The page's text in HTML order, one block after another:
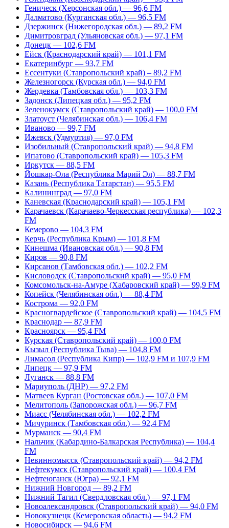
Геническ (Херсонская обл.) — 96,6 FM
Далматово (Курганская обл.) — 96,5 FM
Дзержинск (Нижегородская обл.) — 89,2 FM
Димитровград (Ульяновская обл.) — 97,1 FM
Донецк — 102,6 FM
Ейск (Краснодарский край) — 101,1 FM
Екатеринбург — 93,7 FM
Ессентуки (Ставропольский край) – 89,2 FM
Железногорск (Курская обл.) — 94,0 FM
Жердевка (Тамбовская обл.) — 103,3 FM
Задонск (Липецкая обл.) — 95,2 FM
Зеленокумск (Ставропольский край) — 100,0 FM
Златоуст (Челябинская обл.) — 106,4 FM
Иваново — 99,7 FM
Ижевск (Удмуртия) — 97,0 FM
Изобильный (Ставропольский край) — 94,8 FM
Ипатово (Ставропольский край) — 105,3 FM
Иркутск — 88,5 FM
Йошкар-Ола (Республика Марий Эл) — 88,7 FM
Казань (Республика Татарстан) — 95,5 FM
Калининград — 97,0 FM
Каневская (Краснодарский край) — 105,1 FM
Карачаевск (Карачаево-Черкесская республика) — 102,3
FM
Кемерово — 104,3 FM
Керчь (Республика Крым) — 101,8 FM
Кинешма (Ивановская обл.) — 90,8 FM
Киров — 90,8 FM
Кирсанов (Тамбовская обл.) — 102,2 FM
Кисловодск (Ставропольский край) — 95,0 FM
Комсомольск-на-Амуре (Хабаровский край) — 99,9 FM
Копейск (Челябинская обл.) — 88,4 FM
Кострома — 92,0 FM
Красногвардейское (Ставропольский край) — 104,5 FM
Краснодар — 87,9 FM
Красноярск — 95,4 FM
Курская (Ставропольский край) — 100,0 FM
Кызыл (Республика Тыва) — 104,8 FM
Лимасол (Республика Кипр) — 102,9 FM и 107,9 FM
Липецк — 97,9 FM
Луганск — 88,8 FM
Мариуполь (ДНР) — 97,2 FM
Матвеев Курган (Ростовская обл.) — 107,0 FM
Мелитополь (Запорожская обл.) — 96,7 FM
Миасс (Челябинская обл.) — 102,2 FM
Мичуринск (Тамбовская обл.) — 92,4 FM
Мурманск — 90,4 FM
Нальчик (Кабардино-Балкарская Республика) — 104,4
FM
Невинномысск (Ставропольский край) — 94,2 FM
Нефтекумск (Ставропольский край) — 100,4 FM
Нефтеюганск (Югра) — 92,1 FM
Нижний Новгород — 89,2 FM
Нижний Тагил (Свердловская обл.) — 97,1 FM
Новоалександровск (Ставропольский край) — 94,0 FM
Новокузнецк (Кемеровская область) — 94,2 FM
Новосибирск — 94,6 FM